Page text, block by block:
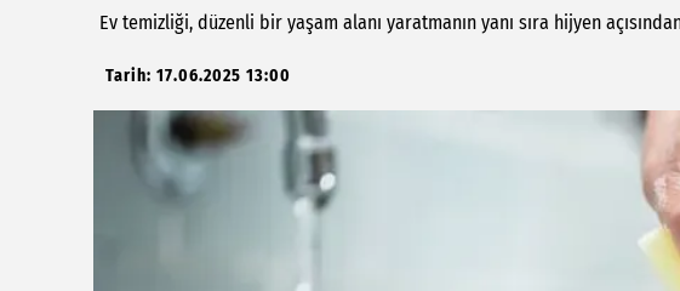
Ev temizliği, düzenli bir yaşam alanı yaratmanın yanı sıra hijyen
Tarih: 17.06.2025 13:00